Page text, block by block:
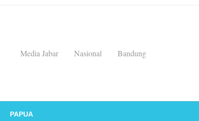
Media Jabar
Nasional Bandung
PAPUA